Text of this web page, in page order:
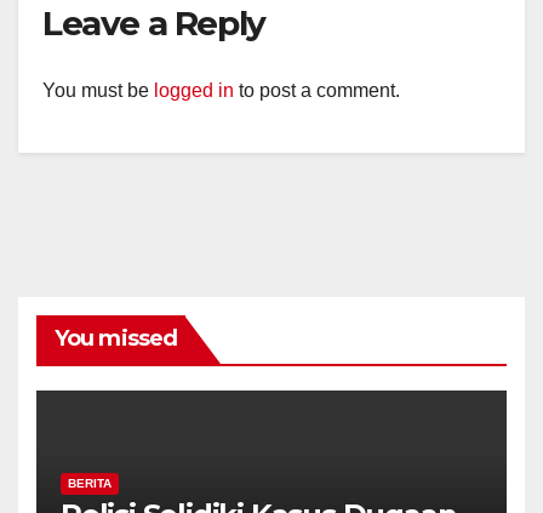
Leave a Reply
You must be logged in to post a comment.
You missed
BERITA